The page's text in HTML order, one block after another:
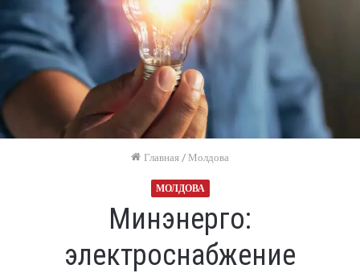
Главная /Молдова
МОЛДОВА
Минэнерго:
электроснабжение